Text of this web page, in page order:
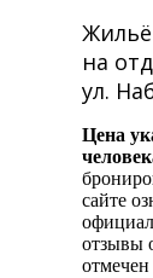
на
ул.
Цена
сайте
отзывы
отмечен